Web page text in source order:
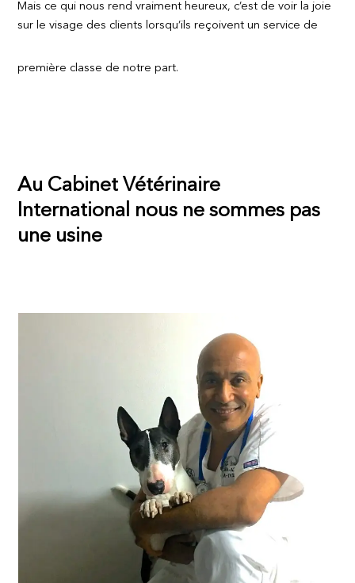
Mais ce qui nous rend vraiment heureux, c’est de voir la joie
sur le visage des clients lorsqu’ils reçoivent un service de
première classe de notre part.
Au Cabinet Vétérinaire
International nous ne sommes pas
une usine